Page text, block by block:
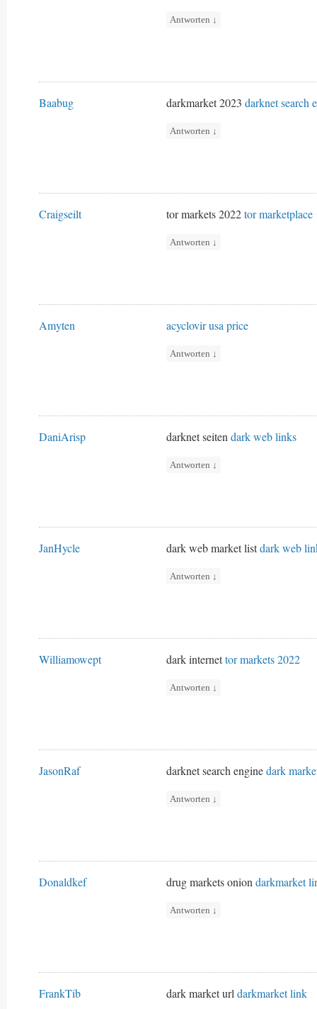
Antworten ↓
Baabug darkmarket 2023 darknet search
Antworten ↓
Craigseilt tor markets 2022tor marketplace
Antworten ↓
Amyten acyclovir usa price
Antworten ↓
DaniArisp darknet seitendark web links
Antworten ↓
JanHycle dark web market listdark web
Antworten ↓
Williamowept dark internettor markets 2022
Antworten ↓
JasonRaf darknet search enginedark
Antworten ↓
Donaldkef drug markets oniondarkmarket
Antworten ↓
FrankTib dark market urldarkmarket link